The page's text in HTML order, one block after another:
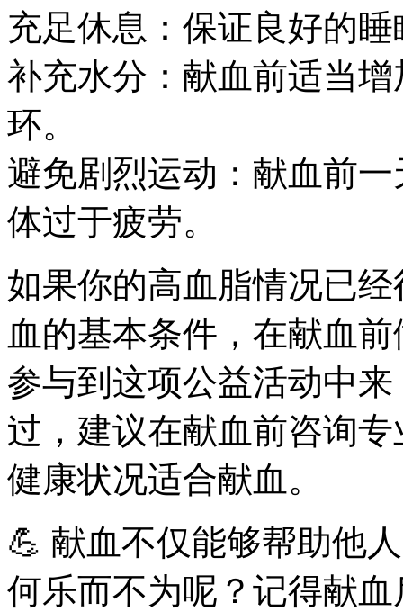
充足休息：保证良好的
补充水分：献血前适当
环。
避免剧烈运动：献血前
体过于疲劳。
如果你的高血脂情况已
血的基本条件，在献血
参与到这项公益活动中
过，建议在献血前咨询
健康状况适合献血。
💪 献血不仅能够帮助他
何乐而不为呢？记得献